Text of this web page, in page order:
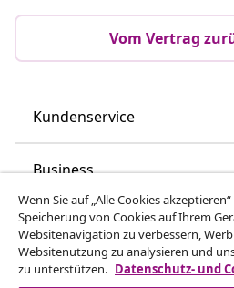
Vom Vertrag
Kundenservice
Business
vidaXL
Mehr entdecken
Wenn Sie auf „Alle Cookies
Speicherung von Cookies auf Ihrem
Websitenavigation zu verbessern,
Websitenutzung zu analysieren und
zu unterstützen. Datenschutz- und